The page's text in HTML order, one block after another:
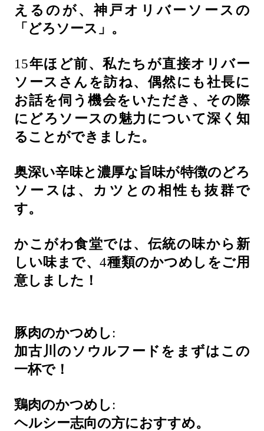
えるのが、神戸オリバーソースの
「どろソース」。
15年ほど前、私たちが直接オリバー
ソースさんを訪ね、偶然にも社長に
お話を伺う機会をいただき、その際
にどろソースの魅力について深く知
ることができました。
奥深い辛味と濃厚な旨味が特徴のどろ
ソースは、カツとの相性も抜群で
す。
かこがわ食堂では、伝統の味から新
しい味まで、4種類のかつめしをご用
意しました！
豚肉のかつめし:
加古川のソウルフードをまずはこの
一杯で！
鶏肉のかつめし:
ヘルシー志向の方におすすめ。